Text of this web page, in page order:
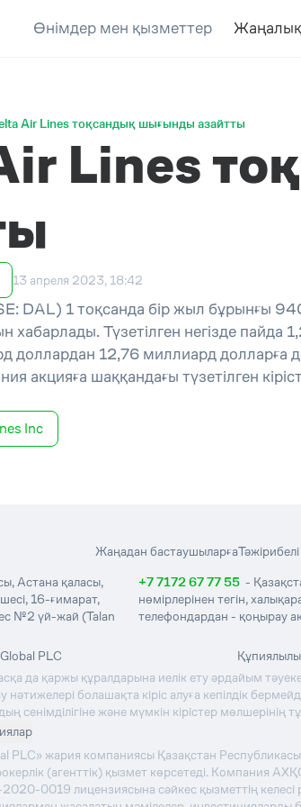
Өнімдер мен қызметтер
Air Lines тоқсандық шығынды азайтты
Lines
13 апреля 2023, 18:42
DAL) 1 тоқсанда бір жыл бұрынғы
Түзетілген негізде пайда
12,76 миллиард долларға
акцияға шаққандағы түзетілген
Inc
Жаңадан бастаушыларға
Астана қаласы,
16-ғимарат,
№2 үй-жай (Talan
+7 7172 67 77 55 -
нөмірлерінен тегін,
телефондардан - қоңырау
PLC
да қаржы құралдарына иелік ету әрдайым
болашақта кіріс алуға кепілдік
сенімділігіне және мүмкін кірістер мөлшерінің
PLC» жария компаниясы Қазақстан
(агенттік) қызмет көрсетеді. Компания
0019 лицензиясына сәйкес қызметтің келесі